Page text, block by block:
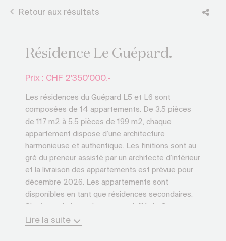
Retour aux résultats
Résidence Le Guépard.
Prix : CHF 2'350'000.-
Les résidences du Guépard L5 et L6 sont
composées de 14 appartements. De 3.5 pièces
de 117 m2 à 5.5 pièces de 199 m2, chaque
appartement dispose d’une architecture
harmonieuse et authentique. Les finitions sont au
gré du preneur assisté par un architecte d’intérieur
et la livraison des appartements est prévue pour
décembre 2026. Les appartements sont
disponibles en tant que résidences secondaires.
Montana la résidence bénéficie d’une exposition
Lire la suite